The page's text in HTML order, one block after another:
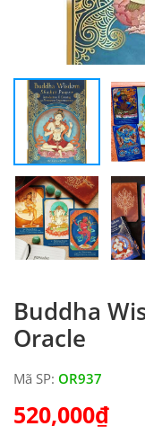
Buddha
Oracle
Mã SP: OR937
520,000₫